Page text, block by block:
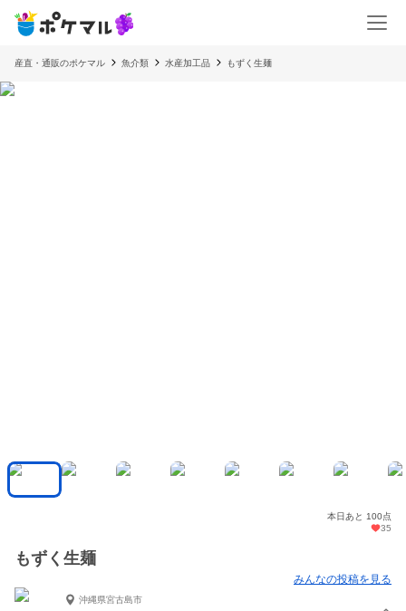
産直・通販のポケマル 魚介類 水産加工品 もずく生麺
本日あと 100点
35
もずく生麺
みんなの投稿を見る
沖縄県宮古島市